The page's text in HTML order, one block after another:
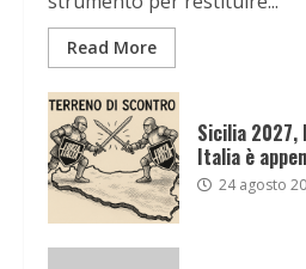
Read More
Sicilia
Italia è
24 agosto